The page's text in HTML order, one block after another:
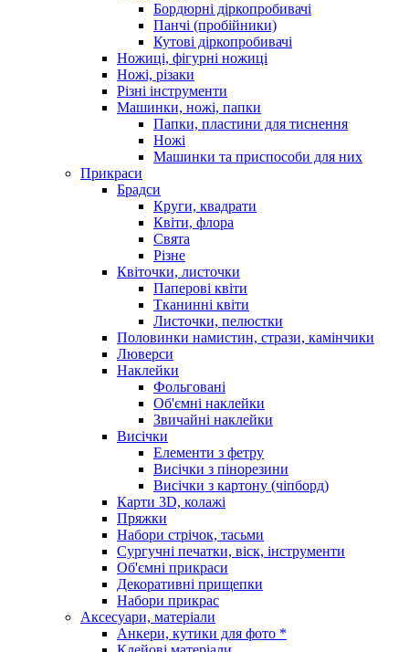
Бордюрні діркопробивачі
Панчі (пробійники)
Кутові діркопробивачі
Ножиці, фігурні ножиці
Ножі, різаки
Різні інструменти
Машинки, ножі, папки
Папки, пластини для тиснення
Ножі
Машинки та приспособи для них
Прикраси
Брадси
Круги, квадрати
Квіти, флора
Свята
Різне
Квіточки, листочки
Паперові квіти
Тканинні квіти
Листочки, пелюстки
Половинки намистин, стрази, камінчики
Люверси
Наклейки
Фольговані
Об'ємні наклейки
Звичайні наклейки
Висічки
Елементи з фетру
Висічки з пінорезини
Висічки з картону (чіпборд)
Карти 3D, колажі
Пряжки
Набори стрічок, тасьми
Сургучні печатки, віск, інструменти
Об'ємні прикраси
Декоративні прищепки
Набори прикрас
Аксесуари, матеріали
Анкери, кутики для фото *